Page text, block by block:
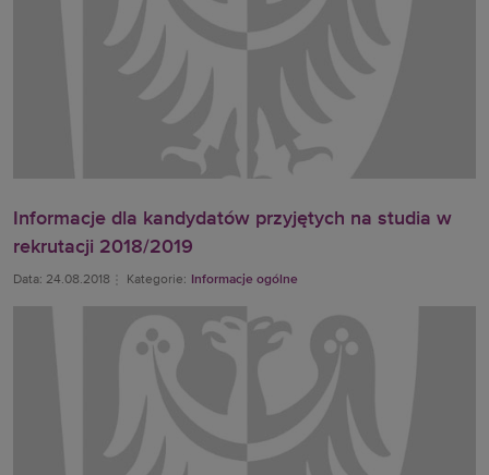
Informacje dla kandydatów przyjętych na studia w
rekrutacji 2018/2019
Data: 24.08.2018 Kategorie: Informacje ogólne